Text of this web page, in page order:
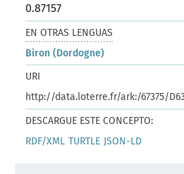
0.87157
EN OTRAS LENGUAS
Biron (Dordogne)
URI
http://data.loterre.fr/ark:/67375/
DESCARGUE ESTE CONCEPTO:
RDF/XML TURTLE JSON-LD